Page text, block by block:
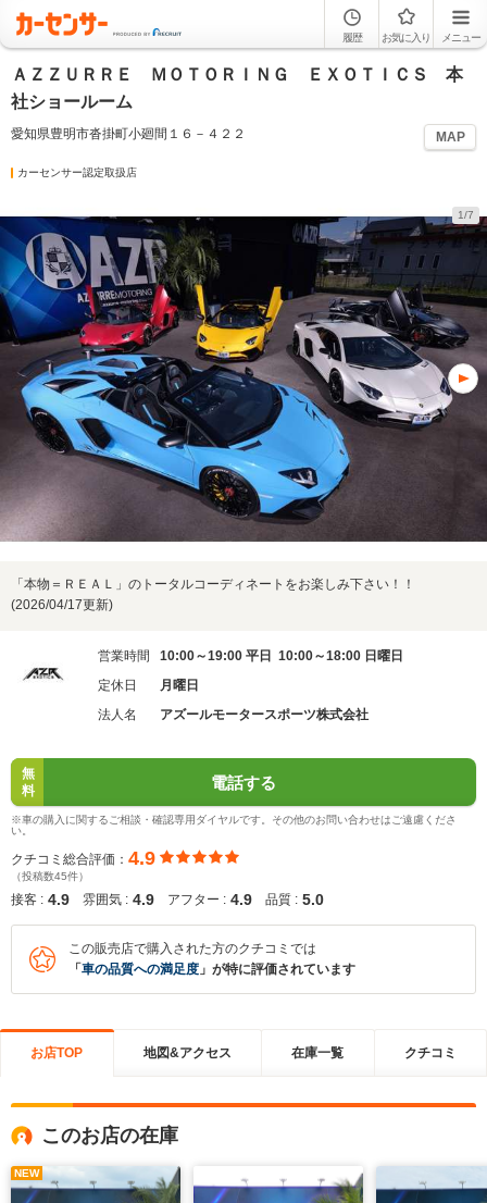
履歴 お気に入り メニュー
ＡＺＺＵＲＲＥ ＭＯＴＯＲＩＮＧ ＥＸＯＴＩＣＳ 本
社ショールーム
愛知県豊明市沓掛町小廻間１６－４２２ MAP
カーセンサー認定取扱店
1/7
「本物＝ＲＥＡＬ」のトータルコーディネートをお楽しみ下さい！！
(2026/04/17更新)
営業時間
10:00～19:00 平日 10:00～18:00 日曜日
定休日
月曜日
法人名
アズールモータースポーツ株式会社
無
料
電話する
※車の購入に関するご相談・確認専用ダイヤルです。その他のお問い合わせはご遠慮くださ
い。
クチコミ総合評価： 4.9
（投稿数45件）
接客 : 4.9 雰囲気 : 4.9 アフター : 4.9 品質 : 5.0
この販売店で購入された方のクチコミでは
「 車の品質への満足度 」が特に評価されています
お店TOP 地図&アクセス 在庫一覧 クチコミ
このお店の在庫
NEW